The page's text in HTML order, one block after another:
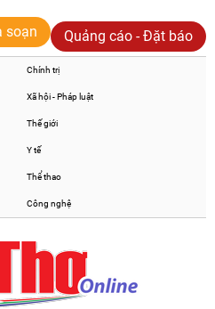
soạn Quảng cáo - Đặt báo
Chính trị
Xã hội - Pháp luật
Thế giới
Y tế
Thể thao
Công nghệ